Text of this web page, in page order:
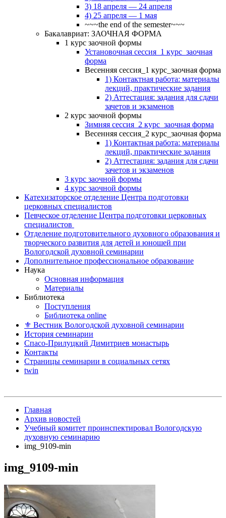
3) 18 апреля — 24 апреля
4) 25 апреля — 1 мая
~~~the end of the semester~~~
Бакалавриат: ЗАОЧНАЯ ФОРМА
1 курс заочной формы
Установочная сессия_1 курс_заочная
форма
Весенняя сессия_1 курс_заочная форма
1) Контактная работа: материалы
лекций, практические задания
2) Аттестация: задания для сдачи
зачетов и экзаменов
2 курс заочной формы
Зимняя сессия_2 курс_заочная форма
Весенняя сессия_2 курс_заочная форма
1) Контактная работа: материалы
лекций, практические задания
2) Аттестация: задания для сдачи
зачетов и экзаменов
3 курс заочной формы
4 курс заочной формы
Катехизаторское отделение Центра подготовки
церковных специалистов
Певческое отделение Центра подготовки церковных
специалистов
Отделение подготовительного духовного образования и
творческого развития для детей и юношей при
Вологодской духовной семинарии
Дополнительное профессиональное образование
Наука
Основная информация
Материалы
Библиотека
Поступления
Библиотека online
⚜ Вестник Вологодской духовной семинарии
История семинарии
Спасо-Прилуцкий Димитриев монастырь
Контакты
Страницы семинарии в социальных сетях
twin
Главная
Архив новостей
Учебный комитет проинспектировал Вологодскую
духовную семинарию
img_9109-min
img_9109-min